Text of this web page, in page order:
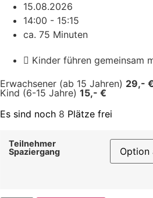
15.08.2026
14:00 - 15:15
ca. 75 Minuten
Kinder führen gemeinsam
Erwachsener (ab 15 Jahren) 29,- €
Kind (6-15 Jahre) 15,- €
Es sind noch 8 Plätze frei
Teilnehmer
Spaziergang